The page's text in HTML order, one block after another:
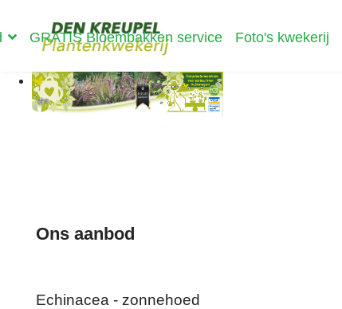
GRATIS Bloembakken service Foto's kwekerij
Ons aanbod
Echinacea - zonnehoed